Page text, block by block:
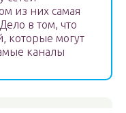
из них самая
в том, что
которые могут
каналы